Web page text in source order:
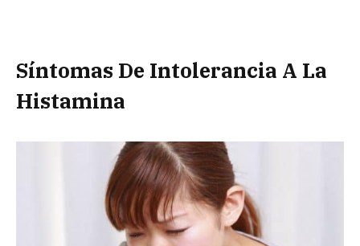
Síntomas De Intolerancia A La
Histamina